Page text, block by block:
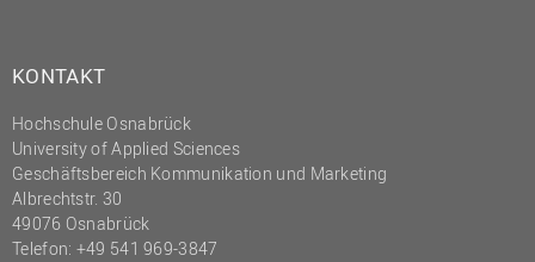
KONTAKT
Hochschule Osnabrück
University of Applied Sciences
Geschäftsbereich Kommunikation und Marketing
Albrechtstr. 30
49076 Osnabrück
Telefon: +49 541 969-3847